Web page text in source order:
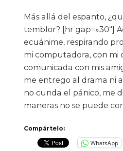
Más allá del espanto,
temblor? [hr gap=»30″]
ecuánime, respirando
mi computadora, con mi
comunicada con mis
me entrego al drama ni
no cunda el pánico, me
maneras no se puede
Compártelo:
WhatsApp